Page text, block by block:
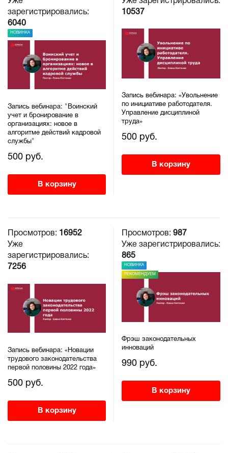
зарегистрировались:
6040
НОВИНКА
Запись вебинара: "Воинский
учет и бронирование в
организациях: новое в
алгоритме действий кадровой
службы"
500 руб.
В корзину
10537
Запись вебинара: «Увольнение
по инициативе работодателя.
Управление дисциплиной
труда»
500 руб.
В корзину
Просмотров:
16952
Уже
зарегистрировались:
7256
Запись вебинара: «Новации
трудового законодательства
первой половины 2022 года»
500 руб.
В корзину
Просмотров: 987
Уже зарегистрировались:
865
НОВИНКА
РЕКОМЕНДУЕМ
Фрэш законодательных
инноваций
990 руб.
В корзину